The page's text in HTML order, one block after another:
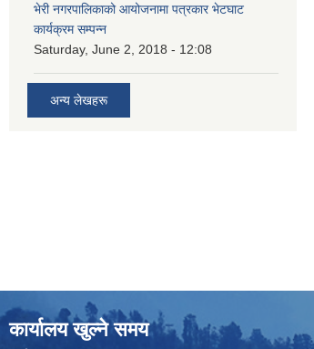
भेरी नगरपालिकाको आयोजनामा पत्रकार भेटघाट
कार्यक्रम सम्पन्न
Saturday, June 2, 2018 - 12:08
अन्य लेखहरू
कार्यालय खुल्ने समय